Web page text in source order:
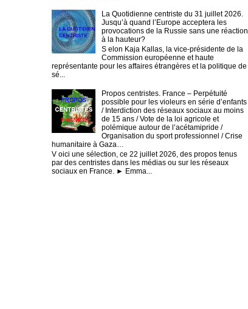
La Quotidienne centriste du 31 juillet 2026.
Jusqu’à quand l’Europe acceptera les
provocations de la Russie sans une réaction
à la hauteur?
S elon Kaja Kallas, la vice-présidente de la
Commission européenne et haute
représentante pour les affaires étrangères et la politique de
sé...
Propos centristes. France – Perpétuité
possible pour les violeurs en série d’enfants
/ Interdiction des réseaux sociaux au moins
de 15 ans / Vote de la loi agricole et
polémique autour de l’acétamipride /
Organisation du sport professionnel / Crise
humanitaire à Gaza…
V oici une sélection, ce 22 juillet 2026, des propos tenus
par des centristes dans les médias ou sur les réseaux
sociaux en France. ► Emma...